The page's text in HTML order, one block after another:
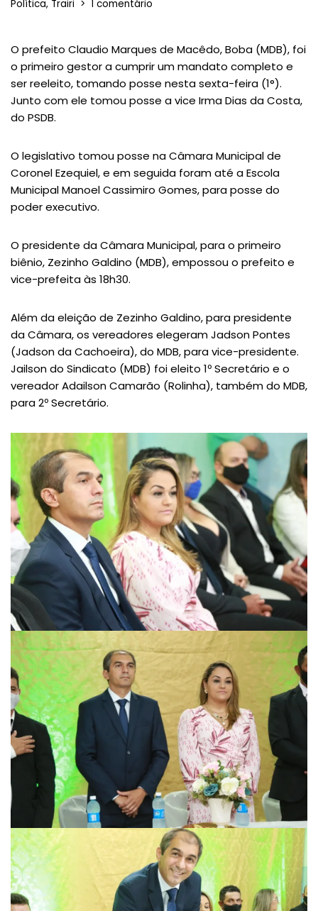
Política, Trairi 1 comentário
O prefeito Claudio Marques de Macêdo, Boba (MDB), foi
o primeiro gestor a cumprir um mandato completo e
ser reeleito, tomando posse nesta sexta-feira (1°).
Junto com ele tomou posse a vice Irma Dias da Costa,
do PSDB.
O legislativo tomou posse na Câmara Municipal de
Coronel Ezequiel, e em seguida foram até a Escola
Municipal Manoel Cassimiro Gomes, para posse do
poder executivo.
O presidente da Câmara Municipal, para o primeiro
biênio, Zezinho Galdino (MDB), empossou o prefeito e
vice-prefeita às 18h30.
Além da eleição de Zezinho Galdino, para presidente
da Câmara, os vereadores elegeram Jadson Pontes
(Jadson da Cachoeira), do MDB, para vice-presidente.
Jailson do Sindicato (MDB) foi eleito 1º Secretário e o
vereador Adailson Camarão (Rolinha), também do MDB,
para 2º Secretário.